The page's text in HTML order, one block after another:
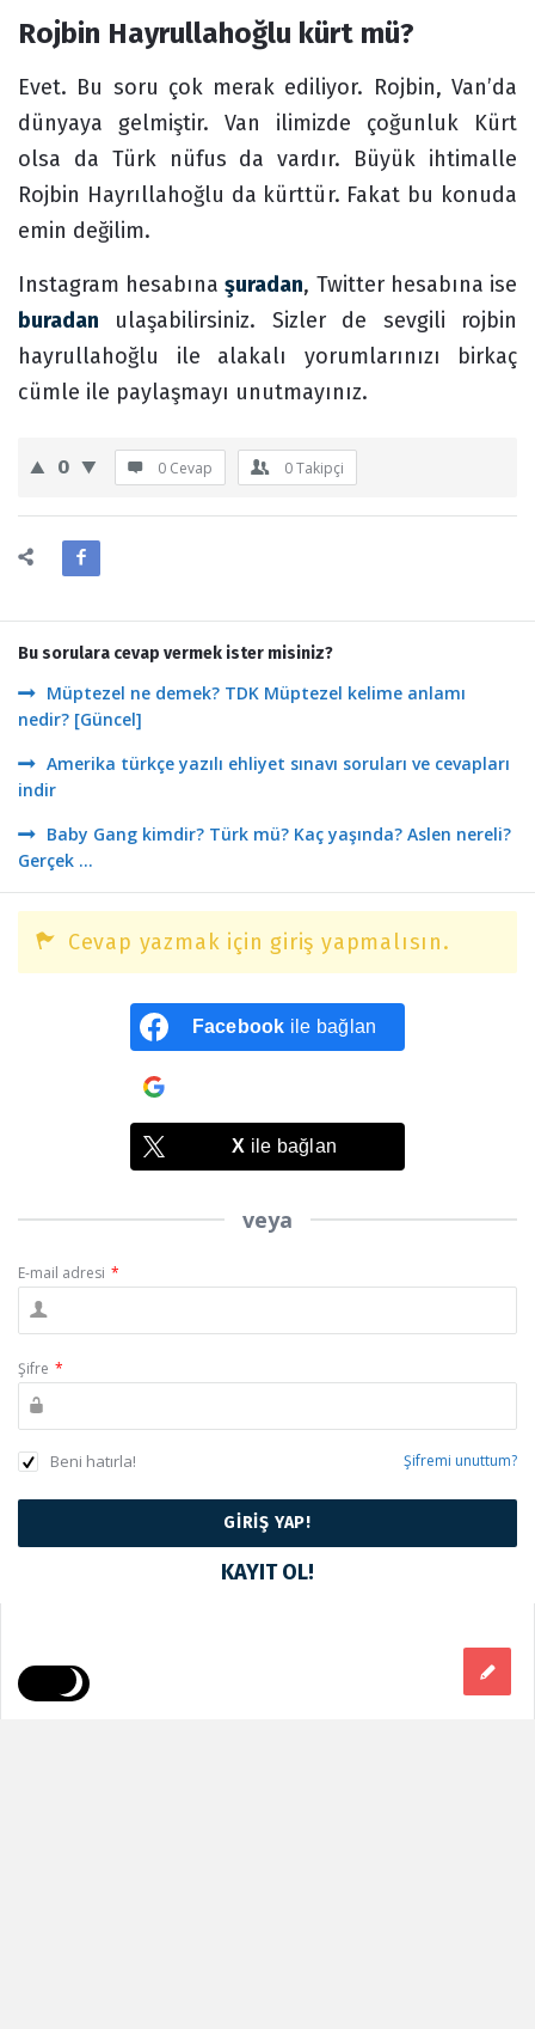
Rojbin Hayrullahoğlu kürt mü?
Evet. Bu soru çok merak ediliyor. Rojbin, Van’da
dünyaya gelmiştir. Van ilimizde çoğunluk Kürt
olsa da Türk nüfus da vardır. Büyük ihtimalle
Rojbin Hayrıllahoğlu da kürttür. Fakat bu konuda
emin değilim.
Instagram hesabınaşuradan, Twitter hesabına ise
buradan ulaşabilirsiniz. Sizler de sevgili rojbin
hayrullahoğlu ile alakalı yorumlarınızı birkaç
cümle ile paylaşmayı unutmayınız.
0 0 Cevap 0Takipçi
Bu sorulara cevap vermek ister misiniz?
Müptezel ne demek? TDK Müptezel kelime anlamı
nedir? [Güncel]
Amerika türkçe yazılı ehliyet sınavı soruları ve cevapları
indir
Baby Gang kimdir? Türk mü? Kaç yaşında? Aslen nereli?
Gerçek ...
Cevap yazmak için giriş yapmalısın.
Facebook ile bağlan
X ile bağlan
veya
E-mail adresi *
Şifre *
Beni hatırla! Şifremi unuttum?
KAYIT OL!